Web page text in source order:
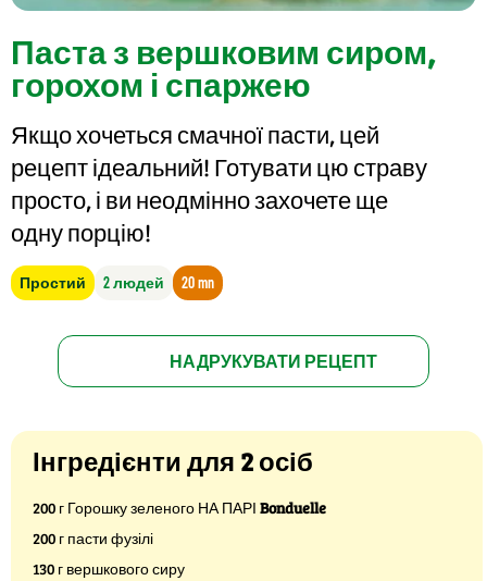
Паста з вершковим сиром,
горохом і спаржею
Якщо хочеться смачної пасти, цей
рецепт ідеальний! Готувати цю страву
просто, і ви неодмінно захочете ще
одну порцію!
Простий 2 людей 20 mn
НАДРУКУВАТИ РЕЦЕПТ
Інгредієнти для 2 осіб
200 г Горошку зеленого НА ПАРІ Bonduelle
200 г пасти фузілі
130 г вершкового сиру